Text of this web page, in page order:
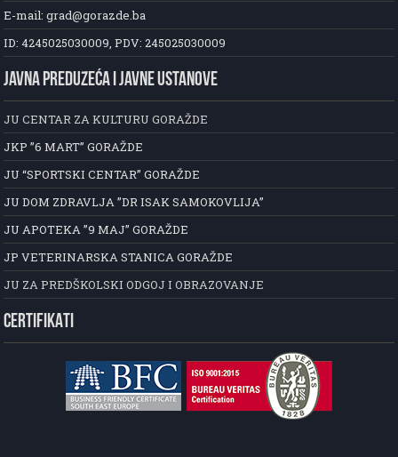
E-mail: grad@gorazde.ba
ID: 4245025030009, PDV: 245025030009
JAVNA PREDUZEĆA I JAVNE USTANOVE
JU CENTAR ZA KULTURU GORAŽDE
JKP ”6 MART” GORAŽDE
JU “SPORTSKI CENTAR” GORAŽDE
JU DOM ZDRAVLJA ”DR ISAK SAMOKOVLIJA”
JU APOTEKA ”9 MAJ” GORAŽDE
JP VETERINARSKA STANICA GORAŽDE
JU ZA PREDŠKOLSKI ODGOJ I OBRAZOVANJE
CERTIFIKATI